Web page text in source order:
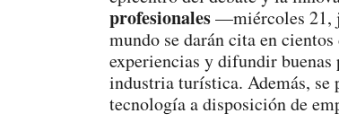
profesionales—miércoles 21,
mundo se darán cita en
experiencias y difundir buenas
industria turística. Además,
tecnología a disposición de